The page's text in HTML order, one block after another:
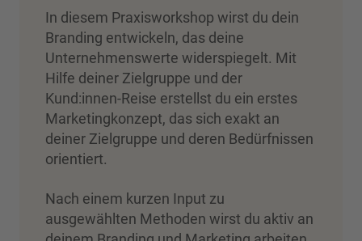
In diesem Praxisworkshop wirst du dein
Branding entwickeln, das deine
Unternehmenswerte widerspiegelt. Mit
Hilfe deiner Zielgruppe und der
Kund:innen-Reise erstellst du ein erstes
Marketingkonzept, das sich exakt an
deiner Zielgruppe und deren Bedürfnissen
orientiert.
Nach einem kurzen Input zu
ausgewählten Methoden wirst du aktiv an